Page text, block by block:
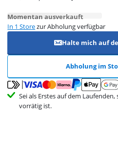
Momentan ausverkauft
In 1 Storezur Abholung verfügbar
Halte mich auf
Abholung im
Sei als Erstes auf dem
vorrätig ist.